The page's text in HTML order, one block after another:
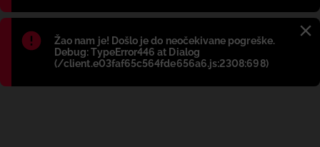
Błąd:
Žao nam je! Došlo je do neočekivane pogreške.
Debug: TypeError446 at Dialog
(/client.e03faf65c564fde656a6.js:2308:698)